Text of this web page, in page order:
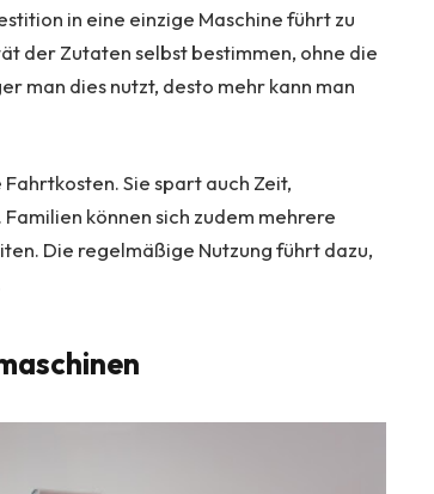
in eine einzige Maschine führt zu
der Zutaten selbst bestimmen, ohne die
man dies nutzt, desto mehr kann man
Sie spart auch Zeit,
können sich zudem mehrere
Die regelmäßige Nutzung führt dazu,